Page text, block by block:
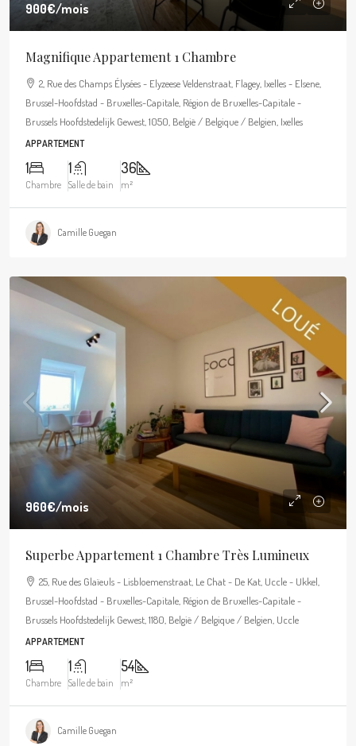
900€/mois
Magnifique Appartement 1 Chambre
2, Rue des Champs Élysées - Elyzeese Veldenstraat, Flagey, Ixelles - Elsene,
Brussel-Hoofdstad - Bruxelles-Capitale, Région de Bruxelles-Capitale -
Brussels Hoofdstedelijk Gewest, 1050, België / Belgique / Belgien, Ixelles
APPARTEMENT
1
Chambre
1
Salle de bain
36
m²
Camille Guegan
960€/mois
Superbe Appartement 1 Chambre Très Lumineux
25, Rue des Glaïeuls - Lisbloemenstraat, Le Chat - De Kat, Uccle - Ukkel,
Brussel-Hoofdstad - Bruxelles-Capitale, Région de Bruxelles-Capitale -
Brussels Hoofdstedelijk Gewest, 1180, België / Belgique / Belgien, Uccle
APPARTEMENT
1
Chambre
1
Salle de bain
54
m²
Camille Guegan